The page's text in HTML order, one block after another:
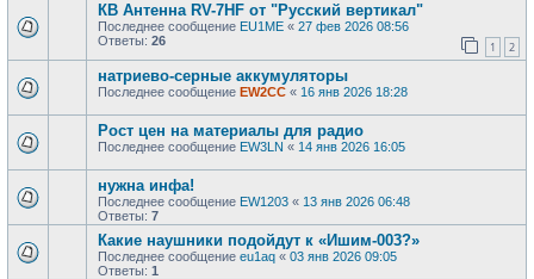
КВ Антенна RV-7HF от "Русский вертикал"
Последнее сообщение EU1ME « 27 фев 2026 08:56
Ответы: 26 1 2
натриево-серные аккумуляторы
Последнее сообщение EW2CC « 16 янв 2026 18:28
Рост цен на материалы для радио
Последнее сообщение EW3LN « 14 янв 2026 16:05
нужна инфа!
Последнее сообщение EW1203 « 13 янв 2026 06:48
Ответы: 7
Какие наушники подойдут к «Ишим-003?»
Последнее сообщение eu1aq « 03 янв 2026 09:05
Ответы: 1